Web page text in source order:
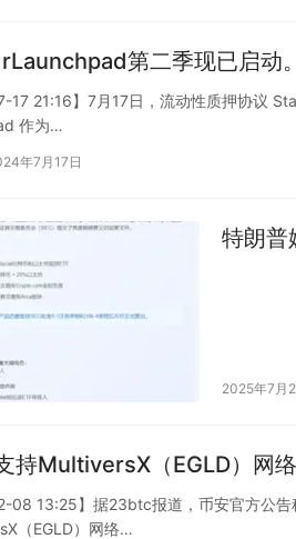
第二季现已启动。
17 21:16】7月17日，流动性质押协议
作为…
年7月17日
特朗普
2025年7月
持MultiversX（EGLD）网
08 13:25】据23btc报道，币安官方公
（EGLD）网络…